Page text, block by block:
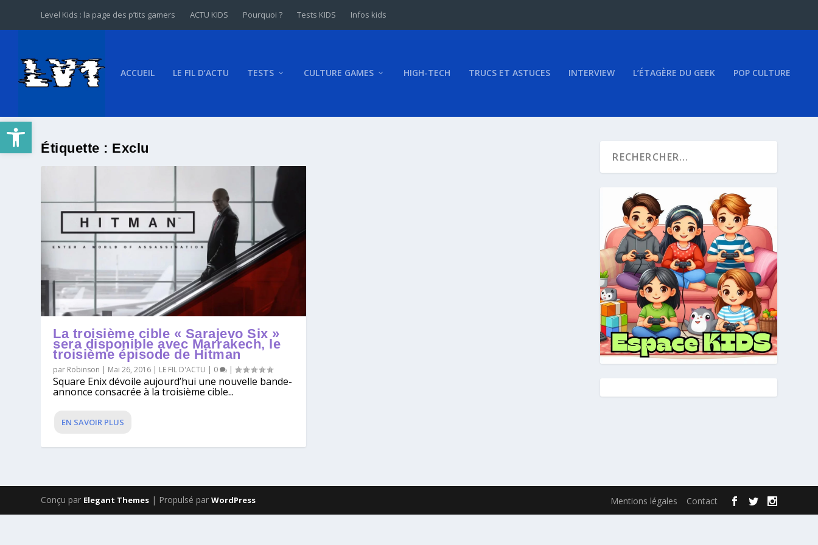
Ouvrir la barre d’outils
Level Kids : la page des p’tits gamers ACTU KIDS Pourquoi ? Tests KIDS Infos kids
ACCUEIL LE FIL D’ACTU TESTS CULTURE GAMES HIGH-TECH TRUCS ET ASTUCES INTERVIEW L’ÉTAGÈRE DU GEEK POP CULTURE
Étiquette : Exclu
La troisième cible « Sarajevo Six »
sera disponible avec Marrakech, le
troisième épisode de Hitman
par Robinson | Mai 26, 2016 | LE FIL D'ACTU | 0 |
Square Enix dévoile aujourd’hui une nouvelle bande-
annonce consacrée à la troisième cible...
EN SAVOIR PLUS
Conçu par Elegant Themes | Propulsé parWordPress Mentions légales Contact